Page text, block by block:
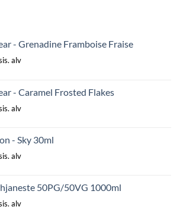
- Grenadine Framboise Fraise
alv
- Caramel Frosted Flakes
alv
- Sky 30ml
alv
50PG/50VG 1000ml
alv